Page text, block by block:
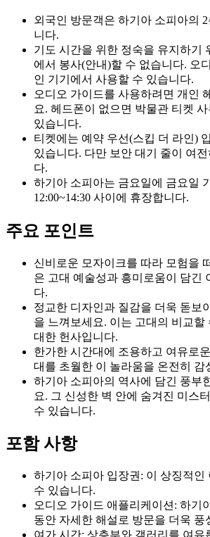
외국인 방문객은 하기아 소피아의
니다.
기도 시간을 위한 정숙을 유지하기
에서 봉사(안내)할 수 없습니다. 오
인 기기에서 사용할 수 있습니다.
오디오 가이드를 사용하려면 개인
요. 헤드폰이 없으면 박물관 티켓
있습니다.
티켓에는 예약 우선(스킵 더 라인)
있습니다. 다만 보안 대기 줄이 여
다.
하기아 소피아는 금요일에 금요일
12:00~14:30 사이에 휴장합니다.
주요 포인트
신비로운 모자이크를 따라 모험을
은 고대 예술성과 흥미로움이 담긴
다.
정교한 디자인과 질감을 더욱 돋보
을 느껴보세요. 이는 고대의 비교할
대한 헌사입니다.
한가한 시간대에 조용하고 여유로
대를 초월한 이 놀라움을 온전히 감
하기아 소피아의 역사에 담긴 풍부
요. 그 신성한 벽 안에 숨겨진 미스
수 있습니다.
포함 사항
하기아 소피아 입장권: 이 상징적인
수 있습니다.
오디오 가이드 애플리케이션: 하기
동안 자세한 해설로 방문을 더욱 풍